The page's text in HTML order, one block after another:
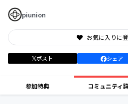
piunion
お気に入りに
ポスト シェア
参加特典 コミュニティ